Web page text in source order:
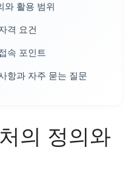
와 활용 범위
격 요건
속 포인트
항과 자주 묻는 질문
의 정의와